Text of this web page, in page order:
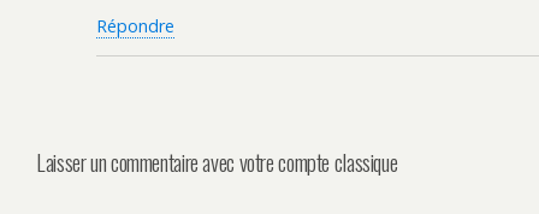
Répondre
Laisser un commentaire avec votre compte classique